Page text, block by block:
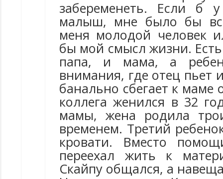
забеременеть. Если б
малыш, мне было бы
меня молодой человек
бы мой смысл жизни.
папа, и мама, а
внимания, где отец пьет
банально сбегает к
коллега женился в 32
мамы, жена родила
временем. Третий
кровати. Вместо
переехал жить к
Скайпу общался, а